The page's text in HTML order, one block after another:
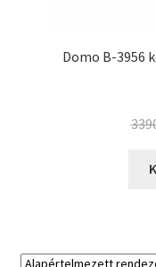
Domo B-3956